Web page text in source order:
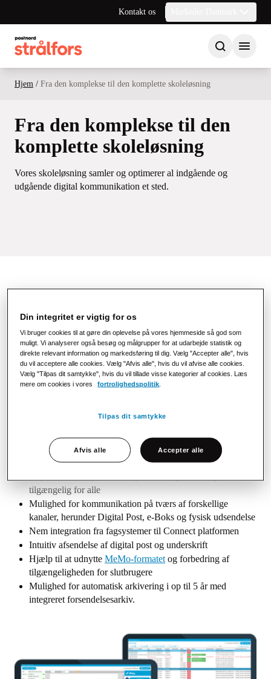
Kontakt os
Hjem / Fra den komplekse til den komplette skoleløsning
Fra den komplekse til den
komplette skoleløsning
Vores skoleløsning samler og optimerer al indgående og
udgående digital kommunikation et sted.
kommunikere sikkert og effektivt med studerende,
lærere og medarbejdere på tværs af forskellige kanaler
til en attraktiv pris. Det vil sige, at I sparer tid og
opretholder høj sikkerhed, så I kan fokusere på det
vigtigste - eleverne.
En alt-i-en løsning, der samler og optimerer al indgående
og udgående digital kommunikation på en enkelt platform
Automatisk tømning af Digital Post og samlet overblik over
alle forsendelser, uanset afsendersystem
tilgængelig for alle
Mulighed for kommunikation på tværs af forskellige
kanaler, herunder Digital Post, e-Boks og fysisk udsendelse
Nem integration fra fagsystemer til Connect platformen
Intuitiv afsendelse af digital post og underskrift
Hjælp til at udnytte MeMo-formatet og forbedring af
tilgængeligheden for slutbrugere
Mulighed for automatisk arkivering i op til 5 år med
integreret forsendelsesarkiv.
Din integritet er vigtig for os
Vi bruger cookies til at gøre din oplevelse på vores hjemmeside så god som
muligt. Vi analyserer også besøg og målgrupper for at udarbejde statistik og
direkte relevant information og markedsføring til dig. Vælg "Accepter alle", hvis
du vil acceptere alle cookies. Vælg "Afvis alle", hvis du vil afvise alle cookies.
Vælg "Tilpas dit samtykke", hvis du vil tillade visse kategorier af cookies. Læs
mere om cookies i vores
fortrolighedspolitik
Tilpas dit samtykke
Afvis alle Accepter alle